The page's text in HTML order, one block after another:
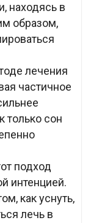
находясь в
образом,
лечения
частичное
только сон
подход
интенцией.
как уснуть,
лечь в